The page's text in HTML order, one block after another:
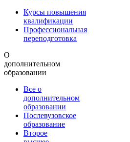
Курсы повышения
квалификации
Профессиональная
переподготовка
О
дополнительном
образовании
Все о
дополнительном
образовании
Послевузовское
образование
Второе